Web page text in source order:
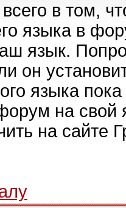
в том,
языка в
язык.
он
языка
на
на сайте